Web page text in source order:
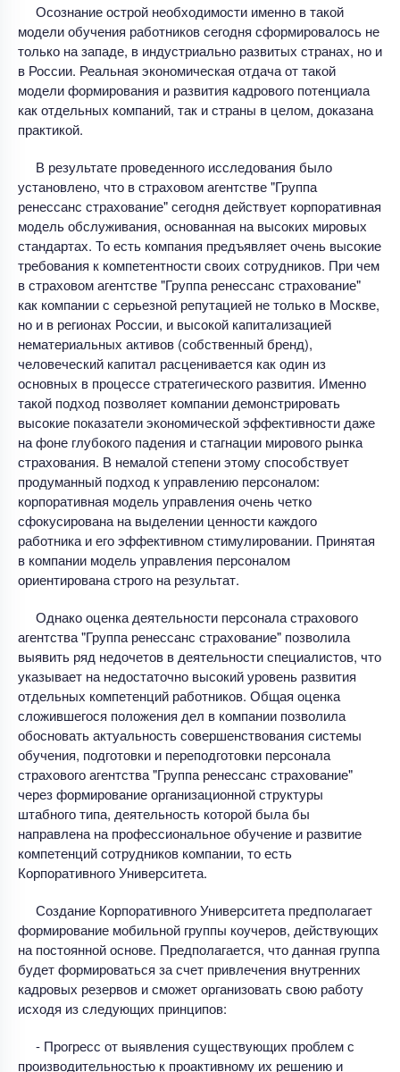
Осознание острой необходимости именно в такой
модели обучения работников сегодня сформировалось не
только на западе, в индустриально развитых странах, но и
в России. Реальная экономическая отдача от такой
модели формирования и развития кадрового потенциала
как отдельных компаний, так и страны в целом, доказана
практикой.
В результате проведенного исследования было
установлено, что в страховом агентстве "Группа
ренессанс страхование" сегодня действует корпоративная
модель обслуживания, основанная на высоких мировых
стандартах. То есть компания предъявляет очень высокие
требования к компетентности своих сотрудников. При чем
в страховом агентстве "Группа ренессанс страхование"
как компании с серьезной репутацией не только в Москве,
но и в регионах России, и высокой капитализацией
нематериальных активов (собственный бренд),
человеческий капитал расценивается как один из
основных в процессе стратегического развития. Именно
такой подход позволяет компании демонстрировать
высокие показатели экономической эффективности даже
на фоне глубокого падения и стагнации мирового рынка
страхования. В немалой степени этому способствует
продуманный подход к управлению персоналом:
корпоративная модель управления очень четко
сфокусирована на выделении ценности каждого
работника и его эффективном стимулировании. Принятая
в компании модель управления персоналом
ориентирована строго на результат.
Однако оценка деятельности персонала страхового
агентства "Группа ренессанс страхование" позволила
выявить ряд недочетов в деятельности специалистов, что
указывает на недостаточно высокий уровень развития
отдельных компетенций работников. Общая оценка
сложившегося положения дел в компании позволила
обосновать актуальность совершенствования системы
обучения, подготовки и переподготовки персонала
страхового агентства "Группа ренессанс страхование"
через формирование организационной структуры
штабного типа, деятельность которой была бы
направлена на профессиональное обучение и развитие
компетенций сотрудников компании, то есть
Корпоративного Университета.
Создание Корпоративного Университета предполагает
формирование мобильной группы коучеров, действующих
на постоянной основе. Предполагается, что данная группа
будет формироваться за счет привлечения внутренних
кадровых резервов и сможет организовать свою работу
исходя из следующих принципов:
- Прогресс от выявления существующих проблем с
производительностью к проактивному их решению и